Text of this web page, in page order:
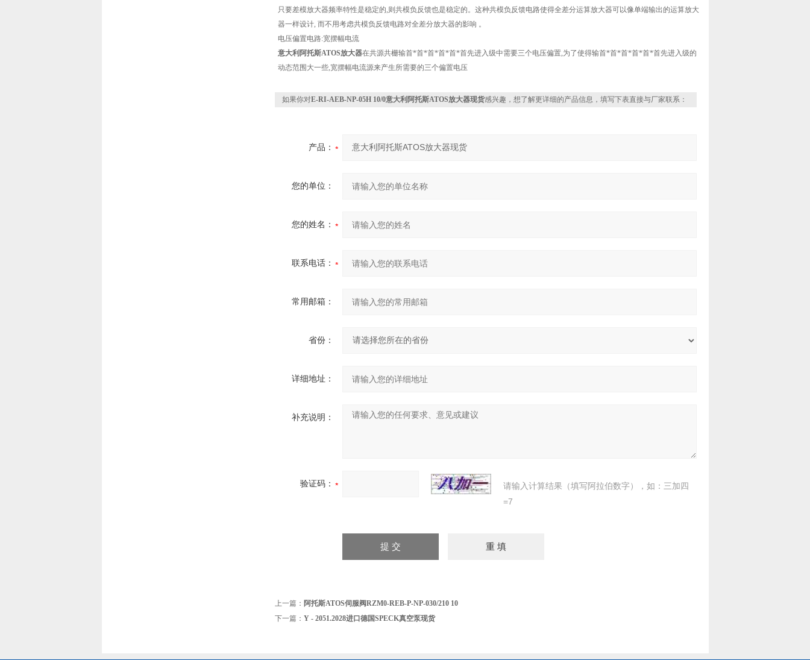
只要差模放大器频率特性是稳定的,则共模负反馈也是稳定的。这种共模负反馈电路使得全差分运算放大器可以像单端输出的运算放大
器一样设计, 而不用考虑共模负反馈电路对全差分放大器的影响 。
电压偏置电路:宽摆幅电流
意大利阿托斯ATOS放大器在共源共栅输首*首*首*首*首*首先进入级中需要三个电压偏置,为了使得输首*首*首*首*首*首先进入级的
动态范围大一些,宽摆幅电流源来产生所需要的三个偏置电压
如果你对E-RI-AEB-NP-05H 10/0意大利阿托斯ATOS放大器现货感兴趣，想了解更详细的产品信息，填写下表直接与厂家联系：
产品：
您的单位：
您的姓名：
联系电话：
常用邮箱：
省份：
详细地址：
补充说明：
验证码：
请输入计算结果（填写阿拉伯数字），如：三加四
=7
上一篇： 阿托斯ATOS伺服阀RZM0-REB-P-NP-030/210 10
下一篇： Y - 2051.2028进口德国SPECK真空泵现货